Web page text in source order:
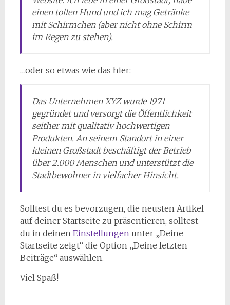
einen tollen Hund und ich mag Getränke
mit Schirmchen (aber nicht ohne Schirm
im Regen zu stehen).
…oder so etwas wie das hier:
Das Unternehmen XYZ wurde 1971
gegründet und versorgt die Öffentlichkeit
seither mit qualitativ hochwertigen
Produkten. An seinem Standort in einer
kleinen Großstadt beschäftigt der Betrieb
über 2.000 Menschen und unterstützt die
Stadtbewohner in vielfacher Hinsicht.
Solltest du es bevorzugen, die neusten Artikel
auf deiner Startseite zu präsentieren, solltest
du in deinen Einstellungenunter „Deine
Startseite zeigt“ die Option „Deine letzten
Beiträge“ auswählen.
Viel Spaß!